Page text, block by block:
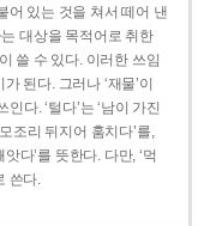
어 있는 것을 쳐서 떼어 낸
는 대상을 목적어로 취한
쓸 수 있다. 이러한 쓰임
된다. 그러나 ‘재물’이
다. ‘털다’는 ‘남이 가진
조리 뒤지어 훔치다’를,
다’를 뜻한다. 다만, ‘먹
쓴다.